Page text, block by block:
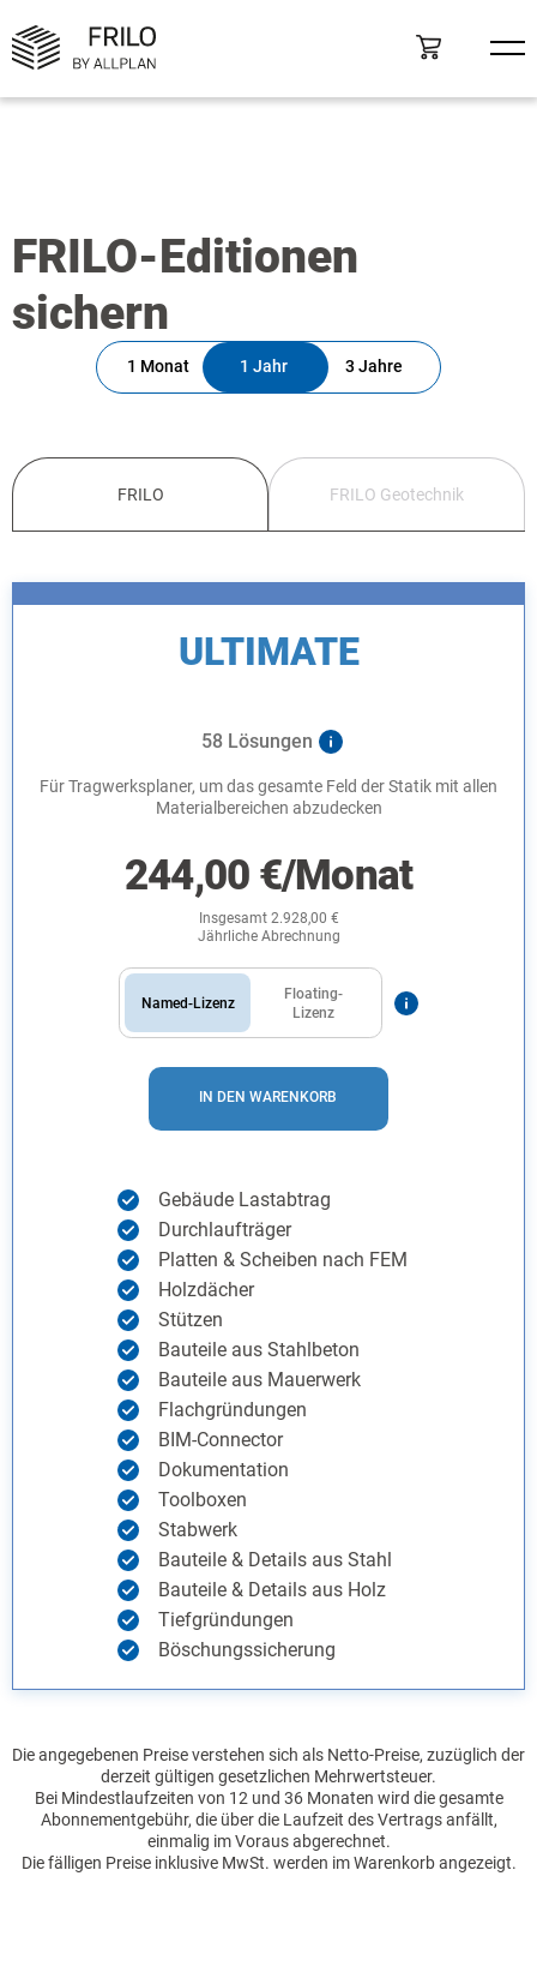
FRILO-Editionen
sichern
1 Monat 1 Jahr 3 Jahre
FRILO FRILO Geotechnik
ULTIMATE
58 Lösungen
Für Tragwerksplaner, um das gesamte Feld der Statik mit allen
Materialbereichen abzudecken
244,00 €/Monat
Insgesamt 2.928,00 €
Jährliche Abrechnung
Named-Lizenz
Floating-
Lizenz
IN DEN WARENKORB
Gebäude Lastabtrag
Durchlaufträger
Platten & Scheiben nach FEM
Holzdächer
Stützen
Bauteile aus Stahlbeton
Bauteile aus Mauerwerk
Flachgründungen
BIM-Connector
Dokumentation
Toolboxen
Stabwerk
Bauteile & Details aus Stahl
Bauteile & Details aus Holz
Tiefgründungen
Böschungssicherung
Die angegebenen Preise verstehen sich als Netto-Preise, zuzüglich der
derzeit gültigen gesetzlichen Mehrwertsteuer.
Bei Mindestlaufzeiten von 12 und 36 Monaten wird die gesamte
Abonnementgebühr, die über die Laufzeit des Vertrags anfällt,
einmalig im Voraus abgerechnet.
Die fälligen Preise inklusive MwSt. werden im Warenkorb angezeigt.